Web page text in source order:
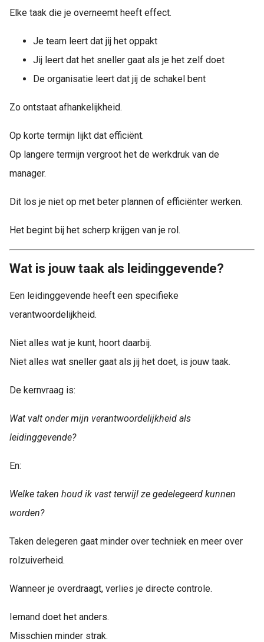
Elke taak die je overneemt heeft effect.
Je team leert dat jij het oppakt
Jij leert dat het sneller gaat als je het zelf doet
De organisatie leert dat jij de schakel bent
Zo ontstaat afhankelijkheid.
Op korte termijn lijkt dat efficiënt.
Op langere termijn vergroot het de werkdruk van de
manager.
Dit los je niet op met beter plannen of efficiënter werken.
Het begint bij het scherp krijgen van je rol.
Wat is jouw taak als leidinggevende?
Een leidinggevende heeft een specifieke
verantwoordelijkheid.
Niet alles wat je kunt, hoort daarbij.
Niet alles wat sneller gaat als jij het doet, is jouw taak.
De kernvraag is:
Wat valt onder mijn verantwoordelijkheid als
leidinggevende?
En:
Welke taken houd ik vast terwijl ze gedelegeerd kunnen
worden?
Taken delegeren gaat minder over techniek en meer over
rolzuiverheid.
Wanneer je overdraagt, verlies je directe controle.
Iemand doet het anders.
Misschien minder strak.